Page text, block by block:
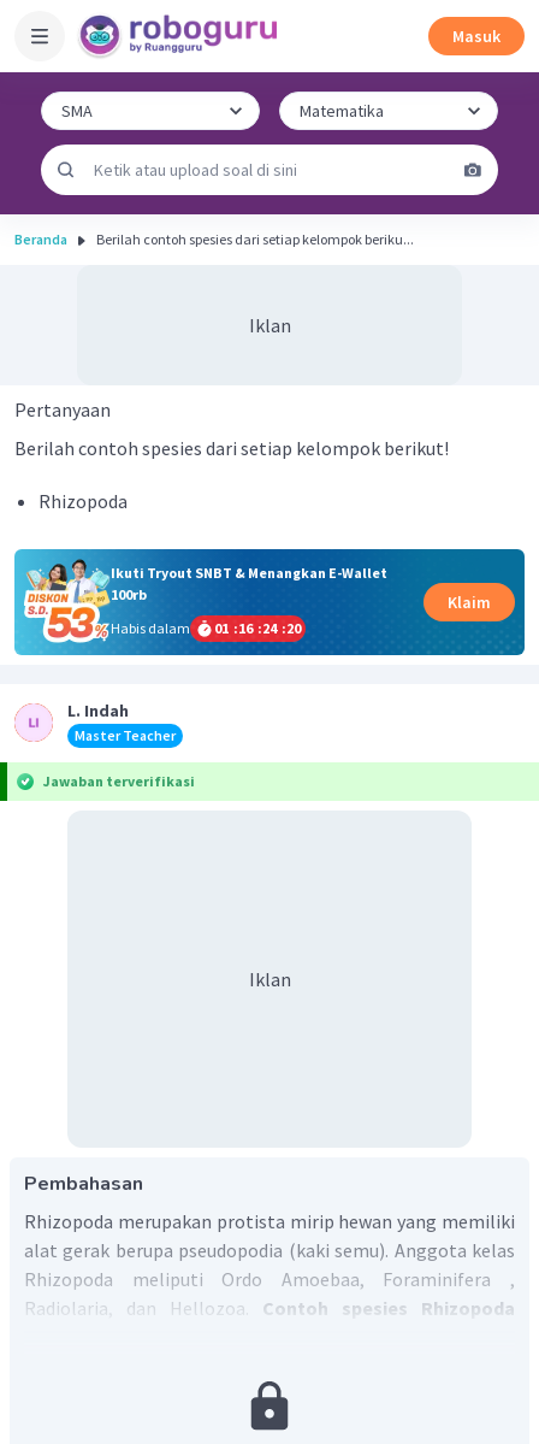
Masuk
Beranda Berilah contoh spesies dari setiap kelompok beriku...
Iklan
Pertanyaan
Berilah contoh spesies dari setiap kelompok berikut!
Rhizopoda
Ikuti Tryout SNBT & Menangkan E-Wallet
100rb
Habis dalam
01 :16 :24 :19
Klaim
L. Indah
Master Teacher
Jawaban terverifikasi
Iklan
Pembahasan
Rhizopoda merupakan protista mirip hewan yang memiliki
alat gerak berupa pseudopodia (kaki semu). Anggota kelas
Rhizopoda meliputi Ordo Amoebaa, Foraminifera ,
Radiolaria, dan Hellozoa. Contoh spesies Rhizopoda